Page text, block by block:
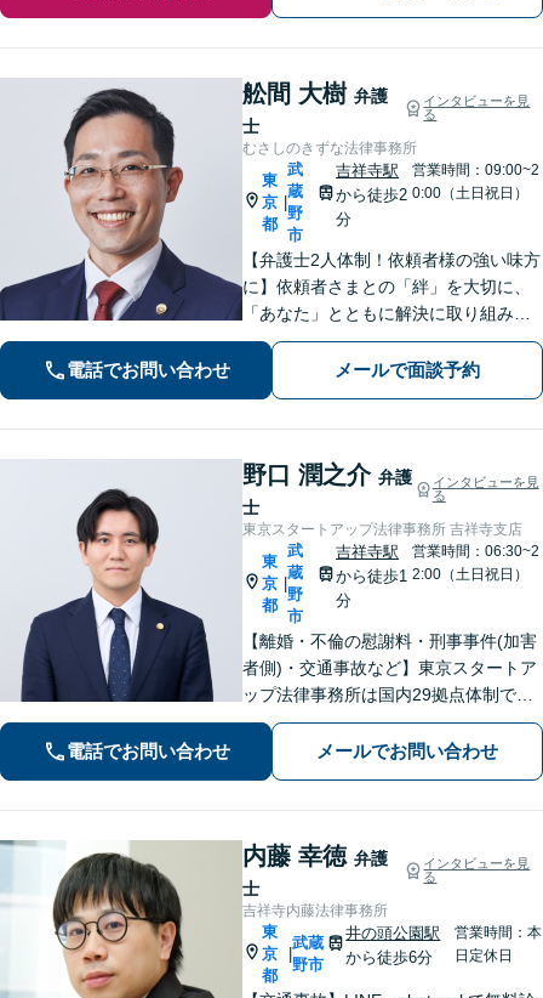
舩間 大樹 弁護
士
インタビューを見
る
むさしのきずな法律事務所
東
京
都
|
武
蔵
野
市
吉祥寺駅
から徒歩2
分
営業時間：09:00~2
0:00（土日祝日）
【弁護士2人体制！依頼者様の強い味方
に】依頼者さまとの「絆」を大切に、
「あなた」とともに解決に取り組みま
す！離婚問題、 相続 、不動産、刑事、
インターネット、 労働（会社側）、 刑
事事件、 債権回収 、 企業法務など
電話でお問い合わせ メールで面談予約
野口 潤之介 弁護
士
インタビューを見
る
東京スタートアップ法律事務所 吉祥寺支店
東
京
都
|
武
蔵
野
市
吉祥寺駅
から徒歩1
分
営業時間：06:30~2
2:00（土日祝日）
【離婚・不倫の慰謝料・刑事事件(加害
者側)・交通事故など】東京スタートア
ップ法律事務所は国内29拠点体制で全
国対応！【ご自宅からの電話相談にも
対応(法律相談は完全予約制)】各分野で
専門性の高い弁護士が寄り添い解決を
電話でお問い合わせ メールでお問い合わせ
内藤 幸徳 弁護
士
インタビューを見
る
吉祥寺内藤法律事務所
東
京
都
武蔵
野市
井の頭公園駅
から徒歩6分
営業時間：本
日定休日